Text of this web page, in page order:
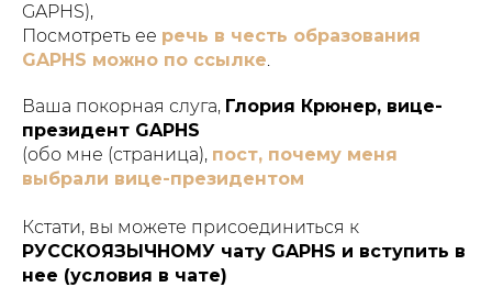
GAPHS),
Посмотреть ее речь в честь образования
GAPHS можно по ссылке.
Ваша покорная слуга, Глория Крюнер, вице-
президент GAPHS
(обо мне (страница), пост, почему меня
выбрали вице-президентом
Кстати, вы можете присоединиться к
РУССКОЯЗЫЧНОМУ чату GAPHS и вступить в
нее (условия в чате)